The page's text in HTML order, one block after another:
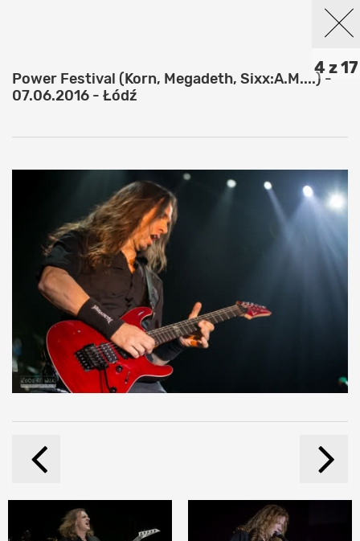
4 z 17
Power Festival (Korn, Megadeth, Sixx:A.M....) -
07.06.2016 - Łódź